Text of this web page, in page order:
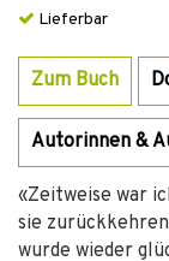
Lieferbar
Zum Buch
Autorinnen &
«Zeitweise war
sie
wurde wieder